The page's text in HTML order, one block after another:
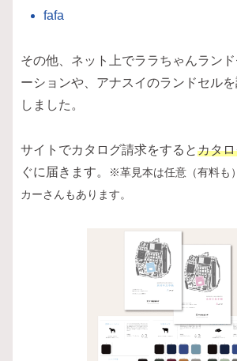
fafa
その他、ネット上でララちゃんラン
ーションや、アナスイのランドセル
しました。
サイトでカタログ請求をするとカタ
ぐに届きます。
※革見本は任意（有料も
カーさんもあります。